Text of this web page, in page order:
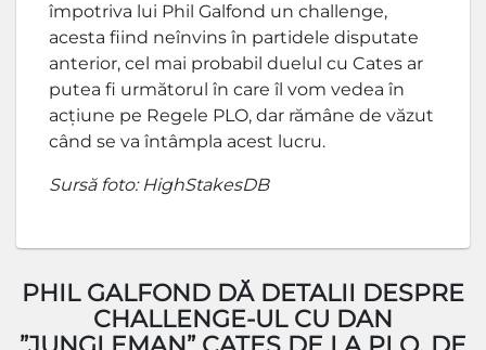
împotriva lui Phil Galfond un challenge,
acesta fiind neînvins în partidele disputate
anterior, cel mai probabil duelul cu Cates ar
putea fi următorul în care îl vom vedea în
acțiune pe Regele PLO, dar rămâne de văzut
când se va întâmpla acest lucru.
Sursă foto: HighStakesDB
PHIL GALFOND DĂ DETALII DESPRE
CHALLENGE-UL CU DAN